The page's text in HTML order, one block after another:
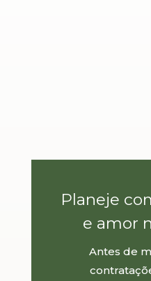
Planeje
e amor
Antes de